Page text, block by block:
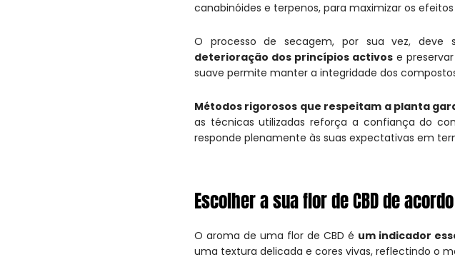
canabinóides e terpenos, para maximizar os efeitos
O processo de secagem, por sua vez, deve
deterioração dos princípios activos e
suave permite manter a integridade dos
Métodos rigorosos que respeitam a planta
as técnicas utilizadas reforça a confiança do
responde plenamente às suas expectativas em
Escolher a sua flor de CBD de
O aroma de uma flor de CBD é um indicador
uma textura delicada e cores vivas, reflectindo o